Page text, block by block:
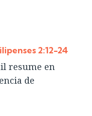
2:12-24
resume en
de